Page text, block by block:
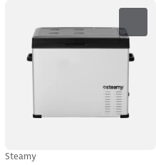
Steamy